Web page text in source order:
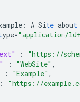
: A Site about
ype="application/
: "https://
: "WebSite" ,
: "Example" ,
:
"https://